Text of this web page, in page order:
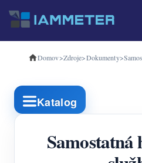
produkty
Jednofázový Wi-Fi
Třífázový Wi-Fi měřič
Třífázový Wi-Fi
Třífázový Wi-Fi měřič
Domov>Zdroje>Dokumenty>
Katalog
Samostatná